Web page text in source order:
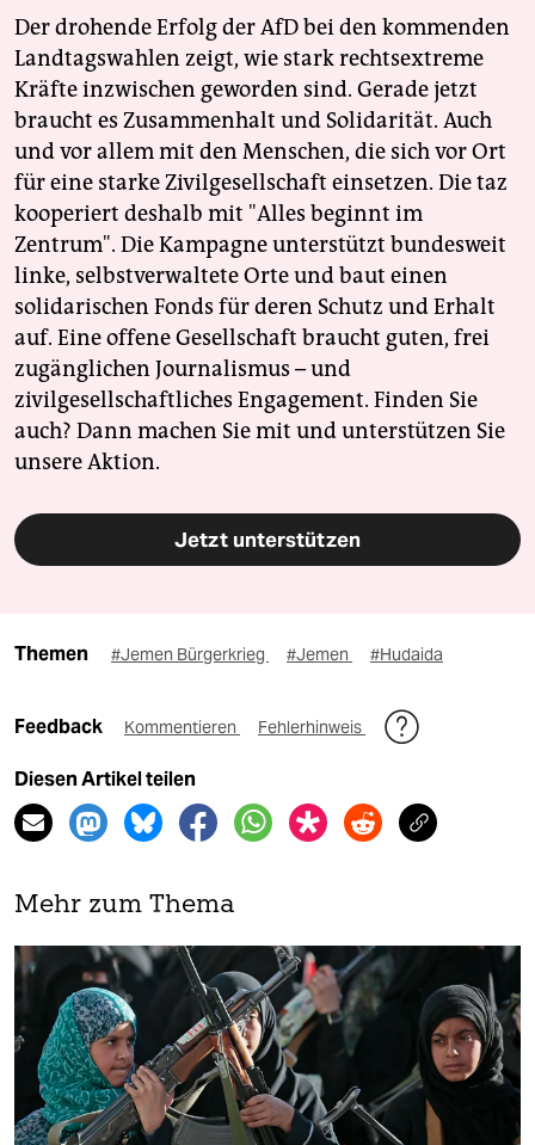
Der drohende Erfolg der AfD bei den kommenden
Landtagswahlen zeigt, wie stark rechtsextreme
Kräfte inzwischen geworden sind. Gerade jetzt
braucht es Zusammenhalt und Solidarität. Auch
und vor allem mit den Menschen, die sich vor Ort
für eine starke Zivilgesellschaft einsetzen. Die taz
kooperiert deshalb mit "Alles beginnt im
Zentrum". Die Kampagne unterstützt bundesweit
linke, selbstverwaltete Orte und baut einen
solidarischen Fonds für deren Schutz und Erhalt
auf. Eine offene Gesellschaft braucht guten, frei
zugänglichen Journalismus – und
zivilgesellschaftliches Engagement. Finden Sie
auch? Dann machen Sie mit und unterstützen Sie
unsere Aktion.
Jetzt unterstützen
Themen #Jemen Bürgerkrieg #Jemen #Hudaida
Feedback Kommentieren Fehlerhinweis
Diesen Artikel teilen
Mehr zum Thema